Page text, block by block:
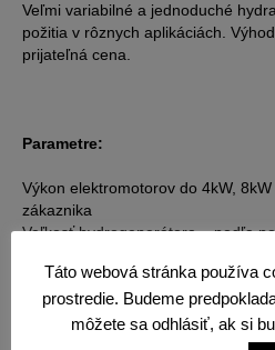
Veľmi variabilné a jednoduché
požitia v rôznych aplikáciách.
prijateľná cena.
Parametre:
Výkon elektromotorov do 4kW,
zákaznika
Veľkosť hydrogenerátora – podľa
možnosť voľby napätie
možnosť voľby ovládacieho napätia
Táto webová stránka používa
prostredie. Budeme
môžete sa odhlásiť, ak si